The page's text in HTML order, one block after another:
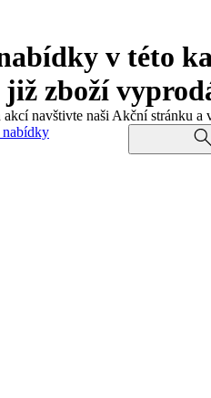
v této
již zboží
akcí navštivte naši Akční stránku
nabídky